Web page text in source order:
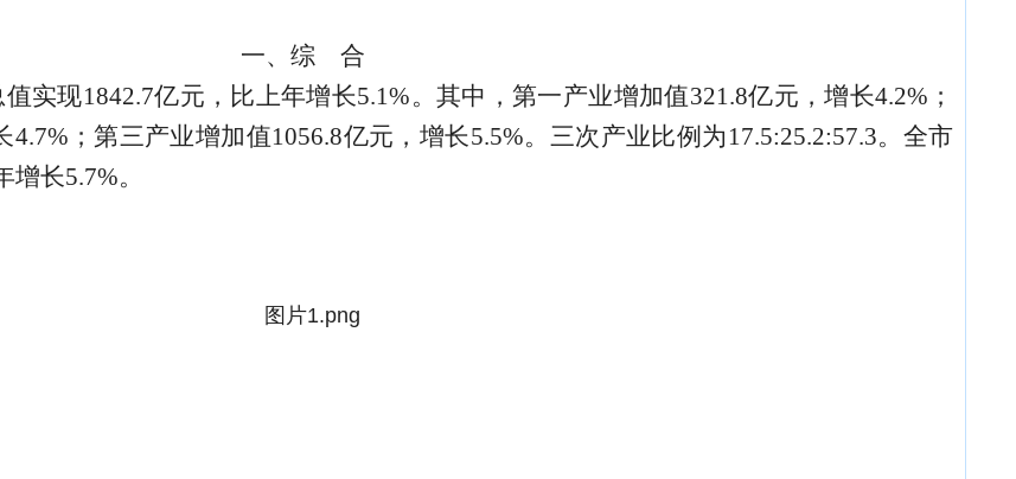
一、综 合
实现1842.7亿元，比上年增长5.1%。其中，第一产业增加值321.8亿元，增长4.2%；
4.7%；第三产业增加值1056.8亿元，增长5.5%。三次产业比例为 17.5:25.2:57.3。全市
增长5.7%。